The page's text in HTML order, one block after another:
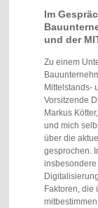
Im
und der
Zu einem
Mittelstands-
Vorsitzende
Markus
und mich
über die
gesprochen.
Faktoren, die